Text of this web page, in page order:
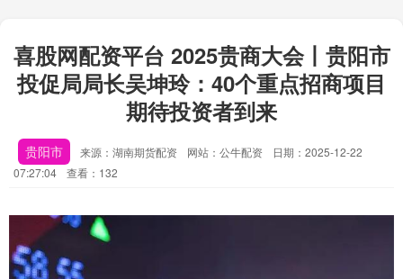
喜股网配资平台 2025贵商大会丨贵阳市
投促局局长吴坤玲：40个重点招商项目
期待投资者到来
贵阳市 来源：湖南期货配资 网站：公牛配资
日期：2025-12-22
07:27:04
查看：132